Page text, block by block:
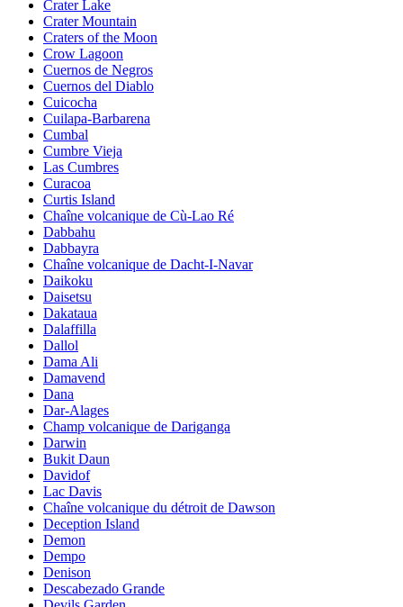
Crater Lake
Crater Mountain
Craters of the Moon
Crow Lagoon
Cuernos de Negros
Cuernos del Diablo
Cuicocha
Cuilapa-Barbarena
Cumbal
Cumbre Vieja
Las Cumbres
Curacoa
Curtis Island
Chaîne volcanique de Cù-Lao Ré
Dabbahu
Dabbayra
Chaîne volcanique de Dacht-I-Navar
Daikoku
Daisetsu
Dakataua
Dalaffilla
Dallol
Dama Ali
Damavend
Dana
Dar-Alages
Champ volcanique de Dariganga
Darwin
Bukit Daun
Davidof
Lac Davis
Chaîne volcanique du détroit de Dawson
Deception Island
Demon
Dempo
Denison
Descabezado Grande